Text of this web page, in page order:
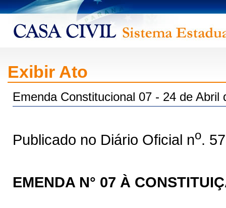
Exibir Ato
Emenda Constitucional 07 - 24 de Abril
Publicado no Diário Oficial no.
EMENDA N° 07 À